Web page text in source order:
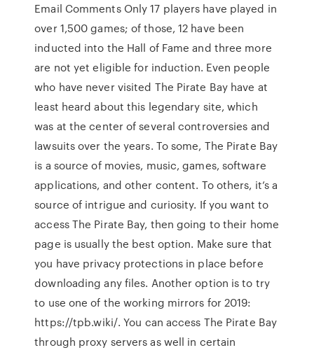
Email Comments Only 17 players have played in
over 1,500 games; of those, 12 have been
inducted into the Hall of Fame and three more
are not yet eligible for induction. Even people
who have never visited The Pirate Bay have at
least heard about this legendary site, which
was at the center of several controversies and
lawsuits over the years. To some, The Pirate Bay
is a source of movies, music, games, software
applications, and other content. To others, it’s a
source of intrigue and curiosity. If you want to
access The Pirate Bay, then going to their home
page is usually the best option. Make sure that
you have privacy protections in place before
downloading any files. Another option is to try
to use one of the working mirrors for 2019:
https://tpb.wiki/. You can access The Pirate Bay
through proxy servers as well in certain